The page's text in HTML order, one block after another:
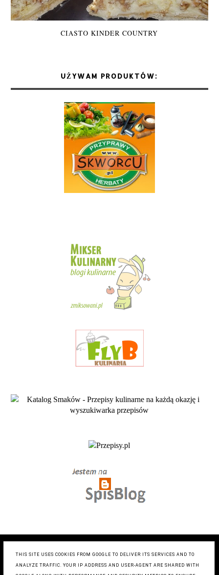
CIASTO KINDER COUNTRY
UŻYWAM PRODUKTÓW:
BLOGGER
BLOG DESIGN: KAROGRAFIA.PL
THIS SITE USES COOKIES FROM GOOGLE TO DELIVER ITS SERVICES AND TO
ANALYZE TRAFFIC. YOUR IP ADDRESS AND USER-AGENT ARE SHARED WITH